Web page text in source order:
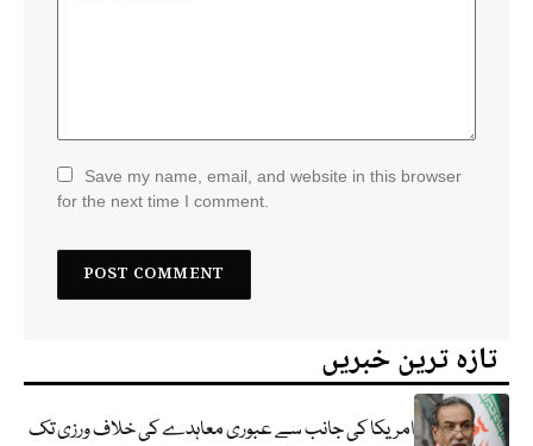
Save my name, email, and website in this browser
for the next time I comment.
تازہ ترین خبریں
امریکا کی جانب سے عبوری معاہدے کی خلاف ورزی تک